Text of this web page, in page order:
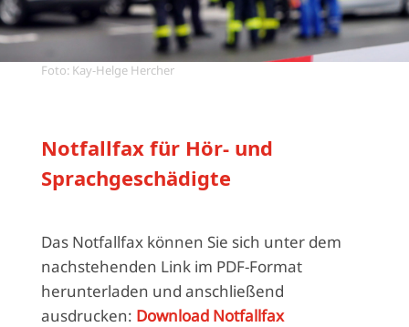
Foto: Kay-Helge Hercher
Notfallfax für Hör- und
Sprachgeschädigte
Das Notfallfax können Sie sich unter dem
nachstehenden Link im PDF-Format
herunterladen und anschließend
ausdrucken: Download Notfallfax